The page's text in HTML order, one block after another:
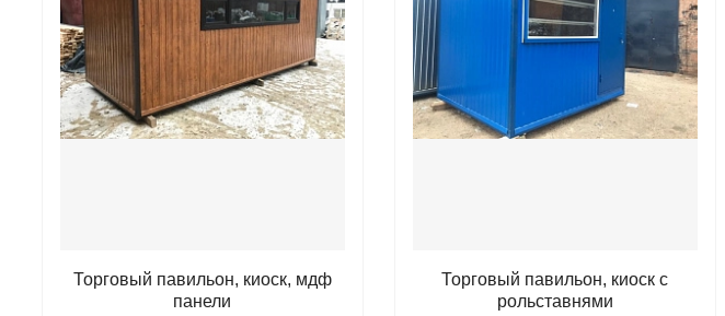
Торговый павильон, киоск, мдф
панели
Торговый павильон, киоск с
рольставнями